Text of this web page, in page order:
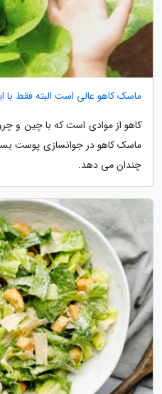
ماسک کاهو عالی است البته فقط با
کاهو از موادی است که با چین و
ماسک کاهو در جوانسازی پوست
چندان می دهد.